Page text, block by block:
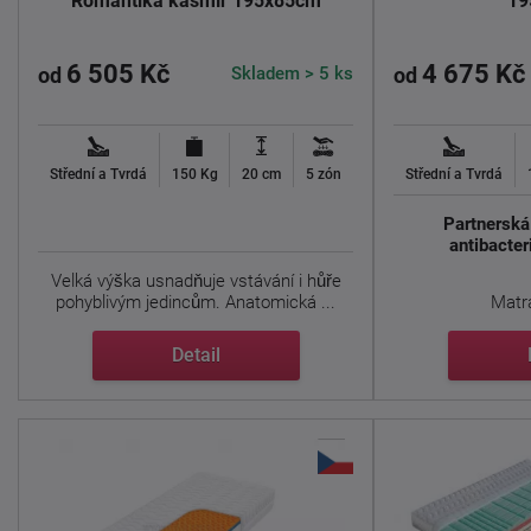
od 6 505 Kč Skladem > 5 ks
Střední a Tvrdá 150 Kg 20 cm 5 zón
Velká výška usnadňuje vstávání i hůře
pohyblivým jedincům. Anatomická ...
Detail
od 4 675 Kč
Střední a Tvrdá